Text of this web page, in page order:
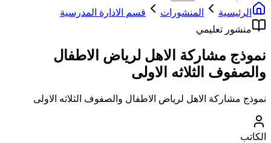
الرئيسية
المنشورات
قسم الادارة المدرسية
منشور تعليمي
نموذج مشاركة الاهل لرياض الاطفال
والصفوف الثلاثه الاولى
نموذج مشاركة الاهل لرياض الاطفال والصفوف الثلاثه الاولى
الكاتب